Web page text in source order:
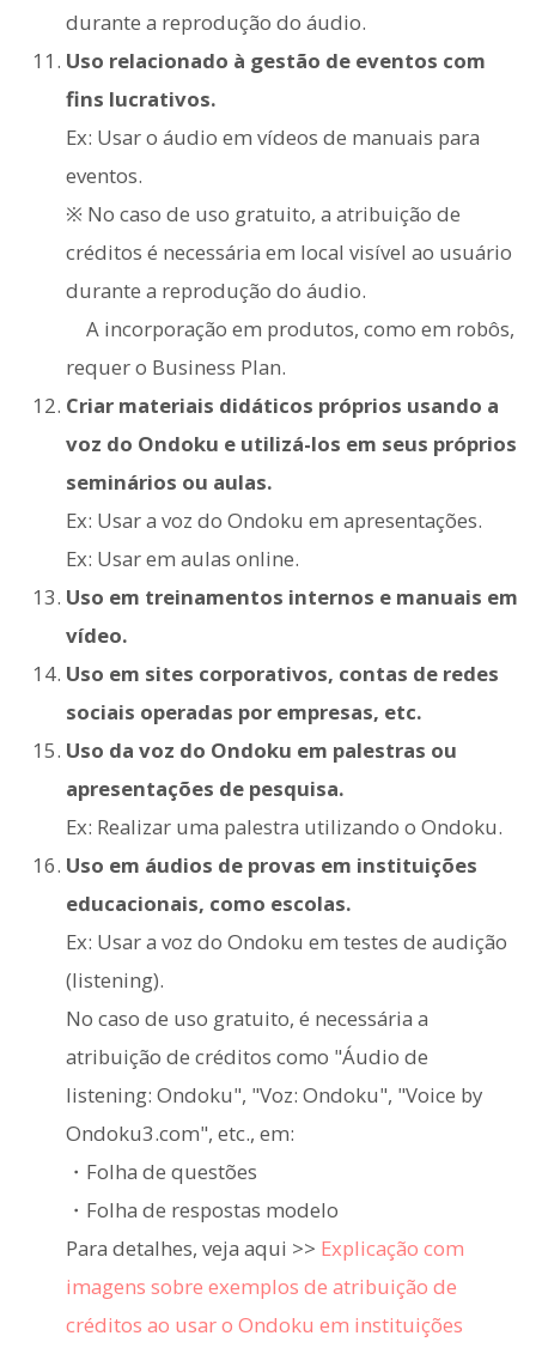
durante a reprodução do áudio.
Uso relacionado à gestão de eventos com
fins lucrativos.
Ex: Usar o áudio em vídeos de manuais para
eventos.
※ No caso de uso gratuito, a atribuição de
créditos é necessária em local visível ao usuário
durante a reprodução do áudio.
A incorporação em produtos, como em robôs,
requer o Business Plan.
Criar materiais didáticos próprios usando a
voz do Ondoku e utilizá-los em seus próprios
seminários ou aulas.
Ex: Usar a voz do Ondoku em apresentações.
Ex: Usar em aulas online.
Uso em treinamentos internos e manuais em
vídeo.
Uso em sites corporativos, contas de redes
sociais operadas por empresas, etc.
Uso da voz do Ondoku em palestras ou
apresentações de pesquisa.
Ex: Realizar uma palestra utilizando o Ondoku.
Uso em áudios de provas em instituições
educacionais, como escolas.
Ex: Usar a voz do Ondoku em testes de audição
(listening).
No caso de uso gratuito, é necessária a
atribuição de créditos como "Áudio de
listening: Ondoku", "Voz: Ondoku", "Voice by
Ondoku3.com", etc., em:
・Folha de questões
・Folha de respostas modelo
Para detalhes, veja aqui >> Explicação com
imagens sobre exemplos de atribuição de
créditos ao usar o Ondoku em instituições